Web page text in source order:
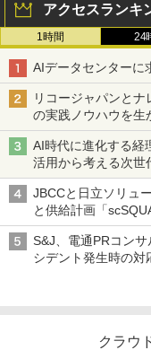
アクセスランキ
1時間 24
AIデータセンターに
リコージャパンと
の実践ノウハウを生
AI時代に進化する
活用から考える次世
JBCCと日立ソリュ
と供給計画「
S&J、電通PRコン
シデント発生時の対
クラウ